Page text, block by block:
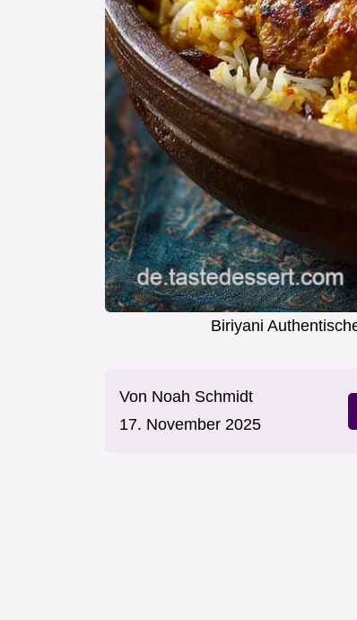
Biriyani
Von Noah Schmidt
17. November 2025